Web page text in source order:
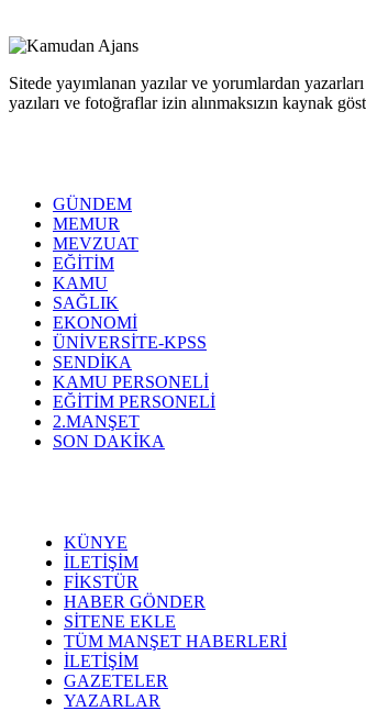
Sitede yayımlanan yazılar ve yorumlardan
yazıları ve fotoğraflar izin alınmaksızın kaynak
GÜNDEM
MEMUR
MEVZUAT
EĞİTİM
KAMU
SAĞLIK
EKONOMİ
ÜNİVERSİTE-KPSS
SENDİKA
KAMU PERSONELİ
EĞİTİM PERSONELİ
2.MANŞET
SON DAKİKA
KÜNYE
İLETİŞİM
FİKSTÜR
HABER GÖNDER
SİTENE EKLE
TÜM MANŞET HABERLERİ
İLETİŞİM
GAZETELER
YAZARLAR